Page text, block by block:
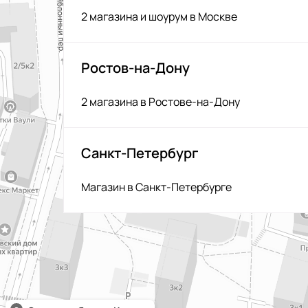
2 магазина и шоурум в Москве
Ростов-на-Дону
2 магазина в Ростове-на-Дону
Санкт-Петербург
Магазин в Санкт-Петербурге